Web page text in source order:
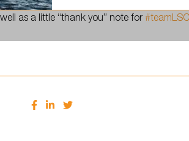
as a little “thank you” note for